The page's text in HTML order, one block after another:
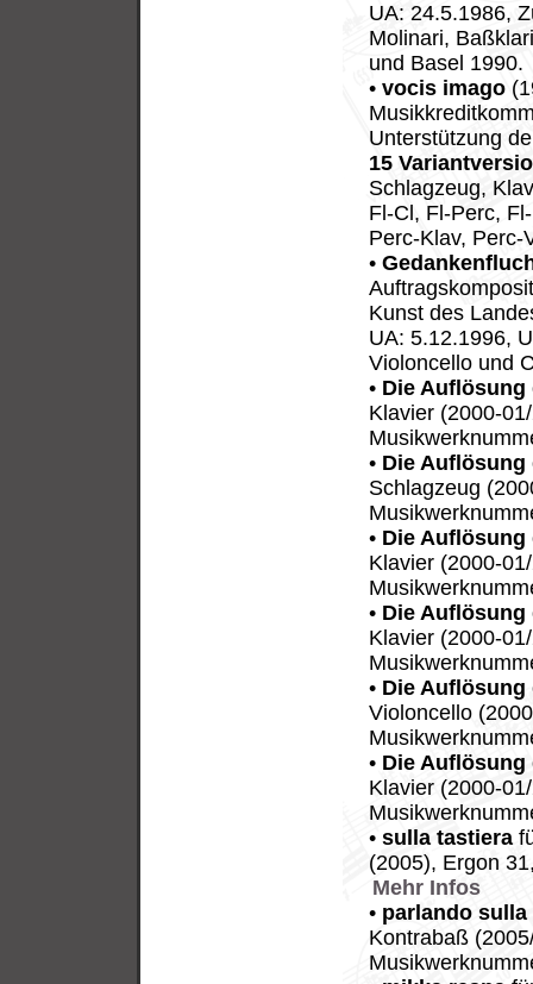
UA: 24.5.1986,
Molinari,
und Basel 1990.
•vocis imago
Unterstützung
15
Schlagzeug,
Fl-Cl, Fl-Perc,
Perc-Klav,
•
Kunst des
UA: 5.12.1996,
Violoncello und
• Die Auflösung
Klavier (2000-
• Die Auflösung
Schlagzeug
• Die Auflösung
Klavier (2000-
• Die Auflösung
Klavier (2000-
• Die Auflösung
Violoncello
• Die Auflösung
Klavier (2000-
•sulla tastiera
(2005), Ergon
Mehr Infos
• parlando
Kontrabaß